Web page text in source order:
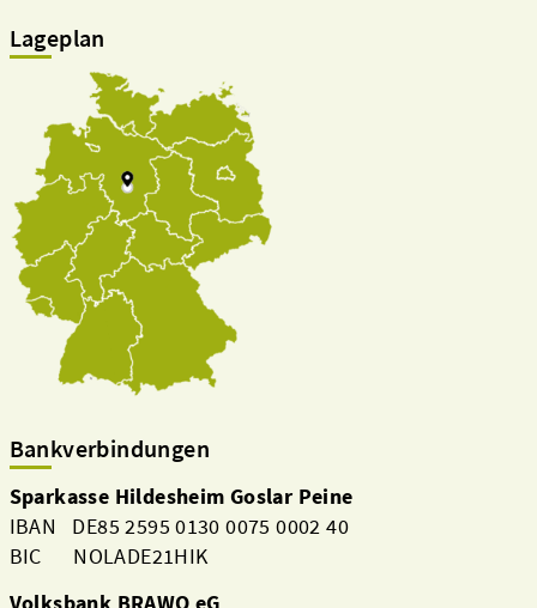
Lageplan
Bankverbindungen
Sparkasse Hildesheim Goslar Peine
IBAN DE85 2595 0130 0075 0002 40
BIC NOLADE21HIK
Volksbank BRAWO eG